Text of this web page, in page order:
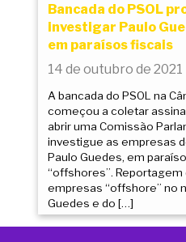
Bancada do PSOL
investigar Paulo
em paraísos fiscais
14 de outubro de 2021
A bancada do PSOL na
começou a coletar
abrir uma Comissão
investigue as empresas
Paulo Guedes, em
“offshores”.
empresas “offshore” no
Guedes e do […]